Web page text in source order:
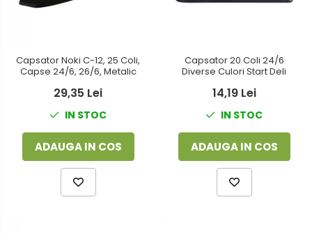
Capsator Noki C-12, 25 Coli,
Capse 24/6, 26/6, Metalic
29,35 Lei
IN STOC
ADAUGA IN COS
Capsator 20 Coli 24/6
Diverse Culori Start Deli
14,19 Lei
IN STOC
ADAUGA IN COS